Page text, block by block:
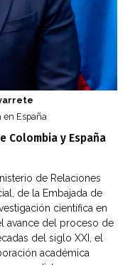
en España
Colombia y España
de Relaciones
de la Embajada de
científica en
avance del proceso de
del siglo XXI, el
académica